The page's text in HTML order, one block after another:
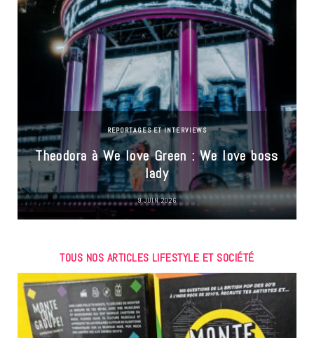
REPORTAGES ET INTERVIEWS
Theodora à We love Green : We love boss
lady
9 JUIN 2026
TOUS NOS ARTICLES LIFESTYLE ET SOCIÉTÉ